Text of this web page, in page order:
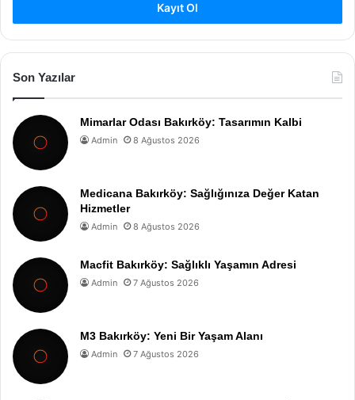
Kayıt Ol
Son Yazılar
Mimarlar Odası Bakırköy: Tasarımın Kalbi
Admin 8 Ağustos 2026
Medicana Bakırköy: Sağlığınıza Değer Katan
Hizmetler
Admin 8 Ağustos 2026
Macfit Bakırköy: Sağlıklı Yaşamın Adresi
Admin 7 Ağustos 2026
M3 Bakırköy: Yeni Bir Yaşam Alanı
Admin 7 Ağustos 2026